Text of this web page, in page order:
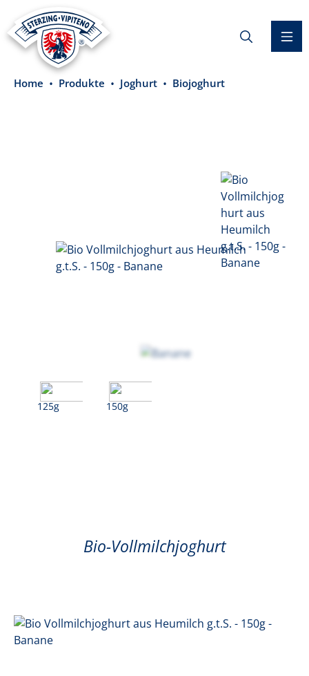
springen
Home Produkte Joghurt Biojoghurt
125g 150g
Bio-Vollmilchjoghurt